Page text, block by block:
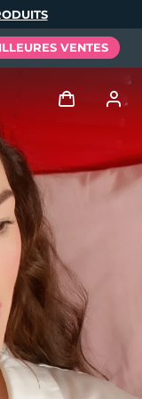
VENTES
Se connecter
de l'utilisateur
Mes appareils
commandes
Mes adresses
abonnements
Português
繁體中文